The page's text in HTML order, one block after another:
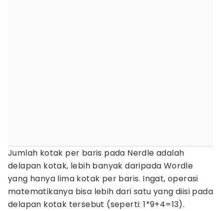
Jumlah kotak per baris pada Nerdle adalah
delapan kotak, lebih banyak daripada Wordle
yang hanya lima kotak per baris. Ingat, operasi
matematikanya bisa lebih dari satu yang diisi pada
delapan kotak tersebut (seperti: 1*9+4=13).